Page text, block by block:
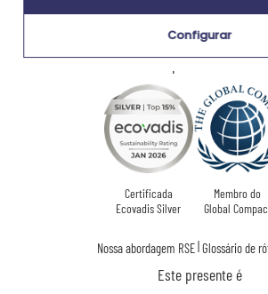
Nossa empresa Kadocom é:
Certificada
Ecovadis Silver
Membro do
Global
Nossa abordagem RSE|Glossário de
Este presente é
Configurar